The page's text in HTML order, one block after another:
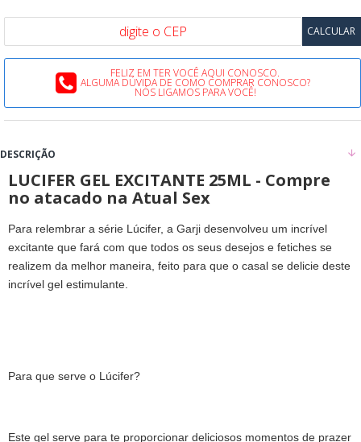
FELIZ EM TER VOCÊ AQUI CONOSCO.
ALGUMA DÚVIDA DE COMO COMPRAR CONOSCO?
NÓS LIGAMOS PARA VOCÊ!
DESCRIÇÃO
LUCIFER GEL EXCITANTE 25ML - Compre
no atacado na Atual Sex
Para relembrar a série Lúcifer, a Garji desenvolveu um incrível
excitante que fará com que todos os seus desejos e fetiches se
realizem da melhor maneira, feito para que o casal se delicie deste
incrível gel estimulante.
Para que serve o Lúcifer?
Este gel serve para te proporcionar deliciosos momentos de prazer